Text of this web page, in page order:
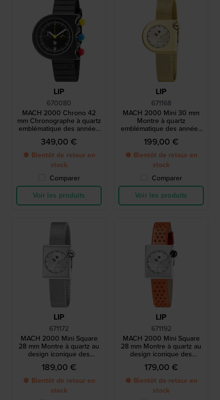
LIP
670080
MACH 2000 Chrono 42
mm Chronographe à quartz
emblématique des années
1970 avec date
349,00 €
● Bientôt de retour en
stock
Comparer
Voir les produits
LIP
671168
MACH 2000 Mini 30 mm
Montre à quartz
emblématique des années
1970 avec boîtier
asymétrique
199,00 €
● Bientôt de retour en
stock
Comparer
Voir les produits
LIP
671172
MACH 2000 Mini Square
28 mm Montre à quartz au
design iconique des
années 1970 avec boîtier
carré
189,00 €
● Bientôt de retour en
stock
LIP
671192
MACH 2000 Mini Square
28 mm Montre à quartz au
design iconique des
années 1970 avec boîtier
carré
179,00 €
● Bientôt de retour en
stock